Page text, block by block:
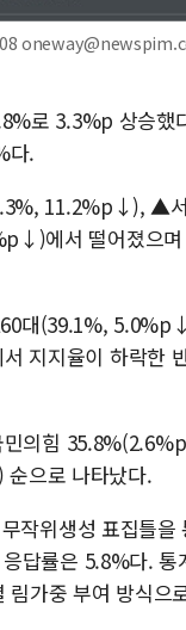
로 3.3%p 상승했
다.
11.2%p↓), ▲
에서 떨어졌으
대(39.1%,
지율이 하락한
의힘
으로 나타났다.
작위생성 표집틀
률은 5.8%다. 통
가중 부여 방식으